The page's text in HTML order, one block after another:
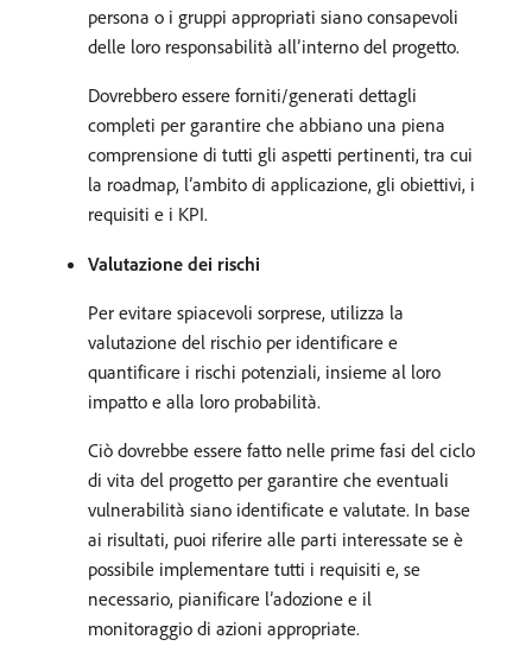
persona o i gruppi appropriati siano consapevoli
delle loro responsabilità all’interno del progetto.
Dovrebbero essere forniti/generati dettagli
completi per garantire che abbiano una piena
comprensione di tutti gli aspetti pertinenti, tra cui
la roadmap, l’ambito di applicazione, gli obiettivi, i
requisiti e i KPI.
Valutazione dei rischi
Per evitare spiacevoli sorprese, utilizza la
valutazione del rischio per identificare e
quantificare i rischi potenziali, insieme al loro
impatto e alla loro probabilità.
Ciò dovrebbe essere fatto nelle prime fasi del ciclo
di vita del progetto per garantire che eventuali
vulnerabilità siano identificate e valutate. In base
ai risultati, puoi riferire alle parti interessate se è
possibile implementare tutti i requisiti e, se
necessario, pianificare l’adozione e il
monitoraggio di azioni appropriate.